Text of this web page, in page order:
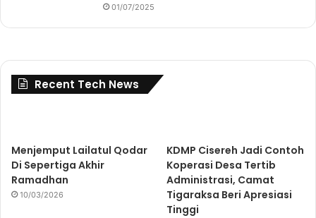
01/07/2025
Recent Tech News
Menjemput Lailatul Qodar
Di Sepertiga Akhir
Ramadhan
10/03/2026
KDMP Cisereh Jadi Contoh
Koperasi Desa Tertib
Administrasi, Camat
Tigaraksa Beri Apresiasi
Tinggi